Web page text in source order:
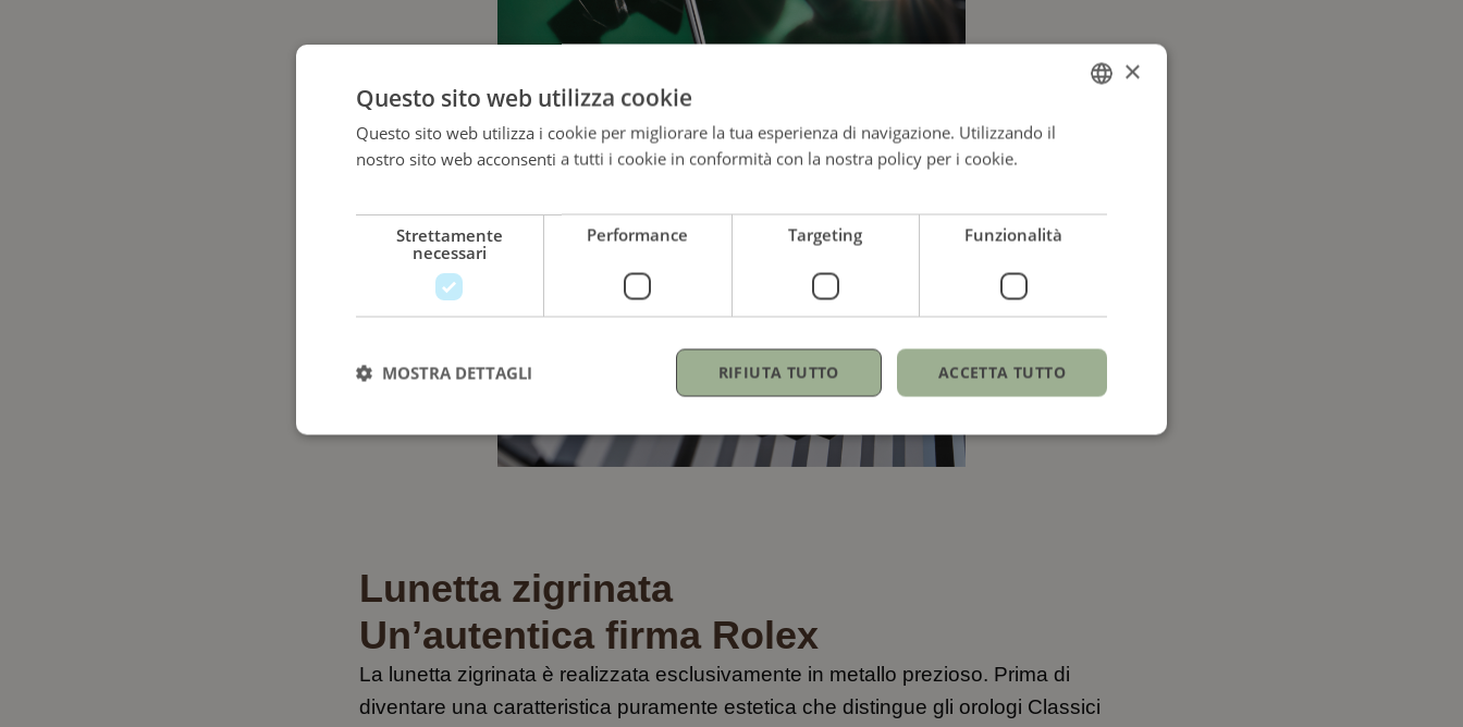
Lunetta zigrinata
Un’autentica firma Rolex
La lunetta zigrinata è realizzata esclusivamente in metallo prezioso. Prima di
diventare una caratteristica puramente estetica che distingue gli orologi Classici
×
Questo sito web utilizza cookie
Questo sito web utilizza i cookie per migliorare la tua esperienza di navigazione. Utilizzando il
nostro sito web acconsenti a tutti i cookie in conformità con la nostra policy per i cookie.
Strettamente
necessari
Performance Targeting Funzionalità
ACCETTA TUTTO
RIFIUTA TUTTO
MOSTRA DETTAGLI